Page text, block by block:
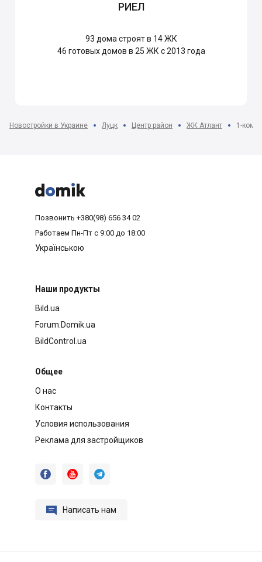
РИЕЛ
93 дома строят в 14 ЖК
46 готовых домов в 25 ЖК с 2013 года
Новостройки в Украине Луцк Центр район ЖК Атлант 1-



Позвонить +380(98) 656 34 02
Работаем Пн-Пт с 9:00 до 18:00
Українською
Наши продукты
Bild.ua
Forum.Domik.ua
BildControl.ua
Общее
О нас
Контакты
Условия использования
Реклама для застройщиков
  
 Написать нам